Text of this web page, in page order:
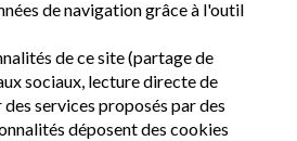
de navigation grâce à l'outil
de ce site (partage de
sociaux, lecture directe de
des services proposés par des
déposent des cookies